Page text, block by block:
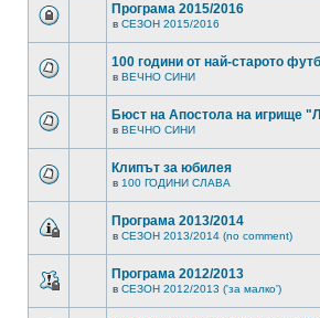
Програма 2015/2016
в СЕЗОН 2015/2016
100 години от най-старото
в ВЕЧНО СИНИ
Бюст на Апостола на игрище
в ВЕЧНО СИНИ
Клипът за юбилея
в 100 ГОДИНИ СЛАВА
Програма 2013/2014
в СЕЗОН 2013/2014 (no comment)
Програма 2012/2013
в СЕЗОН 2012/2013 ('за малко')